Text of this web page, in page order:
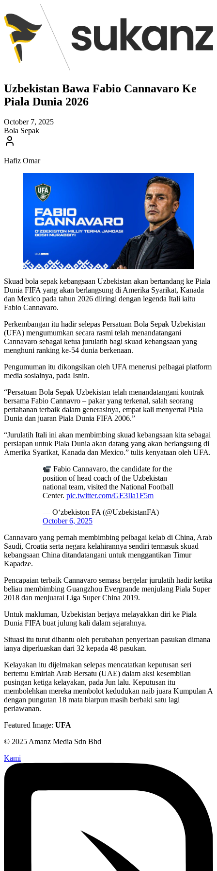
Uzbekistan Bawa Fabio Cannavaro Ke
Piala Dunia 2026
October 7, 2025
Bola Sepak
Hafiz Omar
Skuad bola sepak kebangsaan Uzbekistan akan bertandang ke Piala
Dunia FIFA yang akan berlangsung di Amerika Syarikat, Kanada
dan Mexico pada tahun 2026 diiringi dengan legenda Itali iaitu
Fabio Cannavaro.
Perkembangan itu hadir selepas Persatuan Bola Sepak Uzbekistan
(UFA) mengumumkan secara rasmi telah menandatangani
Cannavaro sebagai ketua jurulatih bagi skuad kebangsaan yang
menghuni ranking ke-54 dunia berkenaan.
Pengumuman itu dikongsikan oleh UFA menerusi pelbagai platform
media sosialnya, pada Isnin.
“Persatuan Bola Sepak Uzbekistan telah menandatangani kontrak
bersama Fabio Cannavro – pakar yang terkenal, salah seorang
pertahanan terbaik dalam generasinya, empat kali menyertai Piala
Dunia dan juaran Piala Dunia FIFA 2006.”
“Jurulatih Itali ini akan membimbing skuad kebangsaan kita sebagai
persiapan untuk Piala Dunia akan datang yang akan berlangsung di
Amerika Syarikat, Kanada dan Mexico.” tulis kenyataan oleh UFA.
Fabio Cannavaro, the candidate for the
position of head coach of the Uzbekistan
national team, visited the National Football
Center. pic.twitter.com/GE3Ila1F5m
— O‘zbekiston FA (@UzbekistanFA)
October 6, 2025
Cannavaro yang pernah membimbing pelbagai kelab di China, Arab
Saudi, Croatia serta negara kelahirannya sendiri termasuk skuad
kebangsaan China ditandatangani untuk menggantikan Timur
Kapadze.
Pencapaian terbaik Cannavaro semasa bergelar jurulatih hadir ketika
beliau membimbing Guangzhou Evergrande menjulang Piala Super
2018 dan menjuarai Liga Super China 2019.
Untuk makluman, Uzbekistan berjaya melayakkan diri ke Piala
Dunia FIFA buat julung kali dalam sejarahnya.
Situasi itu turut dibantu oleh perubahan penyertaan pasukan dimana
ianya diperluaskan dari 32 kepada 48 pasukan.
Kelayakan itu dijelmakan selepas mencatatkan keputusan seri
bertemu Emiriah Arab Bersatu (UAE) dalam aksi kesembilan
pusingan ketiga kelayakan, pada Jun lalu. Keputusan itu
membolehkan mereka membolot kedudukan naib juara Kumpulan A
dengan pungutan 18 mata biarpun masih berbaki satu lagi
perlawanan.
Featured Image: UFA
© 2025 Amanz Media Sdn Bhd
Kami